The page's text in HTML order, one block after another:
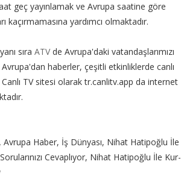
geç yayınlamak ve Avrupa saatine göre
yardımcı olmaktadır.
sıra ATVde Avrupa'daki vatandaşlarımızı
haberler, çeşitli etkinliklerde canlı
Canlı TV sitesi olarak tr.canlitv.app da internet
Avrupa Haber, İş Dünyası, Nihat Hatipoğlu İle
Cevaplıyor, Nihat Hatipoğlu İle Kur-